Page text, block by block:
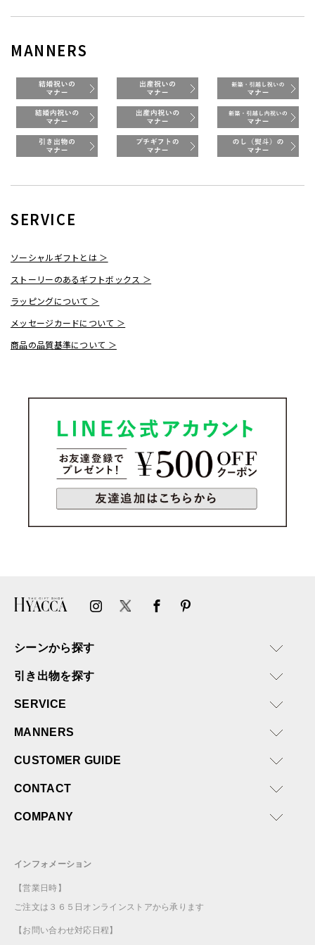
MANNERS
SERVICE
ソーシャルギフトとは ＞
ストーリーのあるギフトボックス ＞
ラッピングについて ＞
メッセージカードについて ＞
商品の品質基準について ＞
シーンから探す
引き出物を探す
SERVICE
MANNERS
CUSTOMER GUIDE
CONTACT
COMPANY
インフォメーション
【営業日時】
ご注文は３６５日オンラインストアから承ります
【お問い合わせ対応日程】